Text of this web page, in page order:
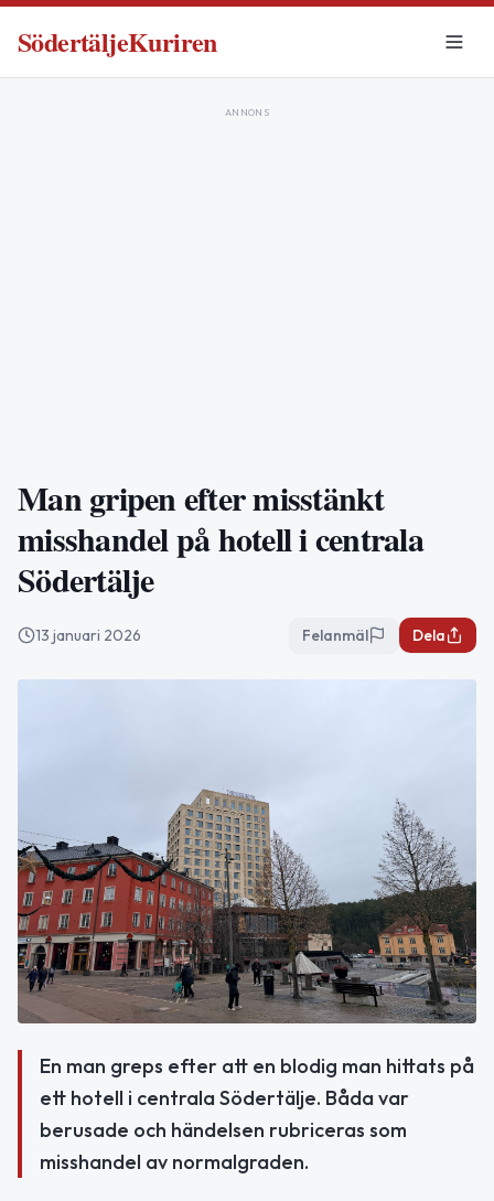
SödertäljeKuriren
ANNONS
Man gripen efter misstänkt
misshandel på hotell i centrala
Södertälje
13 januari 2026 Felanmäl Dela
En man greps efter att en blodig man hittats på
ett hotell i centrala Södertälje. Båda var
berusade och händelsen rubriceras som
misshandel av normalgraden.